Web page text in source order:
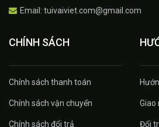
Email: tuivaiviet.com@gmail.com
CHÍNH SÁCH
Chính sách thanh toán
Chính sách vận chuyển
Chính sách đổi trả
Giao
Đổi